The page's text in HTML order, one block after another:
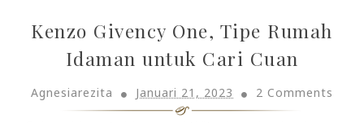
Kenzo Givency One, Tipe Rumah
Idaman untuk Cari Cuan
Agnesiarezita Januari 21, 2023 2 Comments